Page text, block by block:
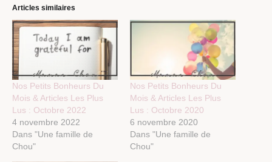
Articles similaires
Nos Petits Bonheurs Du
Mois & Articles Les Plus
Lus : Octobre 2022
4 novembre 2022
Dans "Une famille de
Chou"
Nos Petits Bonheurs Du
Mois & Articles Les Plus
Lus : Octobre 2020
6 novembre 2020
Dans "Une famille de
Chou"